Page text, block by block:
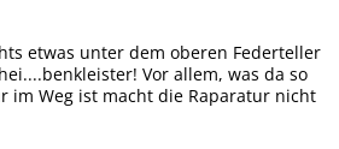
etwas unter dem oberen Federteller
Vor allem, was da so
im Weg ist macht die Raparatur nicht